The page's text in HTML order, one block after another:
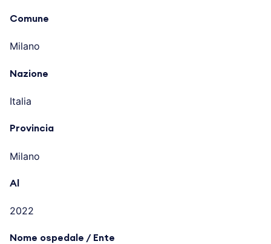
Comune
Milano
Nazione
Italia
Provincia
Milano
Al
2022
Nome ospedale / Ente